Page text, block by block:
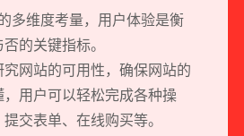
多维度考量，用户体验是衡
的关键指标。
网站的可用性，确保网站的
用户可以轻松完成各种操
交表单、在线购买等。